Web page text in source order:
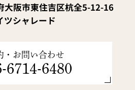
大阪市東住吉区杭全5-12-16
ツシャレード
・お問い合わせ
6714-6480